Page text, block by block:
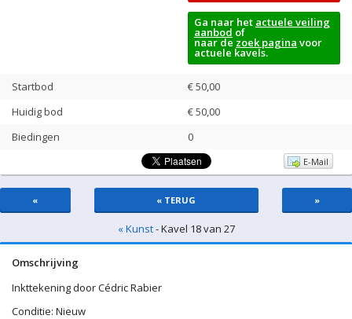
Ga naar het actuele veiling
aanbod of
naar de zoek pagina voor
actuele kavels.
Startbod
€ 50,00
Huidig bod
€50,00
Biedingen
0
E-Mail
« « TERUG »
« Kunst- Kavel 18 van 27
Omschrijving
Inkttekening door Cédric Rabier
Conditie: Nieuw